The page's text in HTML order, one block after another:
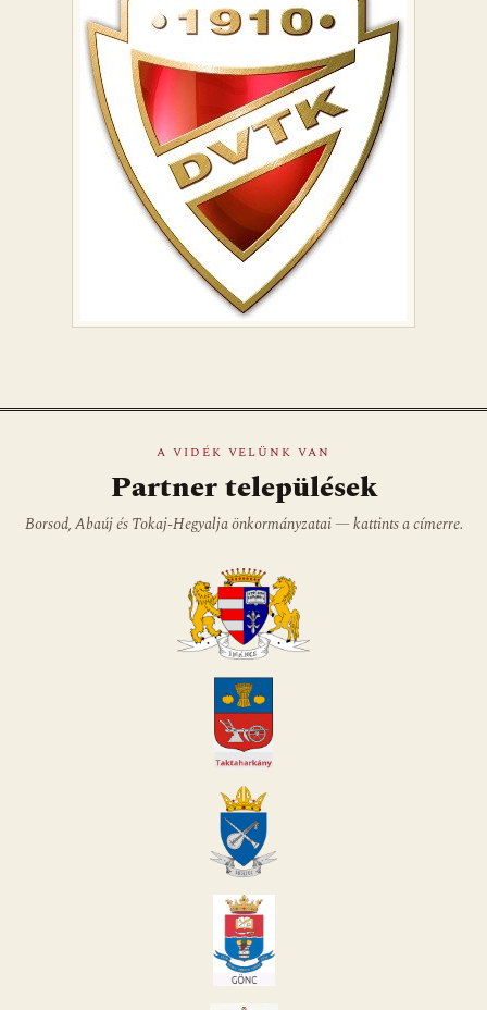
A VIDÉK VELÜNK VAN
Partner települések
Borsod, Abaúj és Tokaj-Hegyalja önkormányzatai — kattints a címerre.